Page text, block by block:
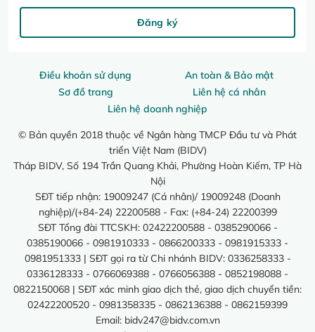
Điều khoản sử dụng
An toàn & Bảo mật
Sơ đồ trang
Liên hệ cá nhân
Liên hệ doanh nghiệp
© Bản quyền 2018 thuộc về Ngân hàng TMCP Đầu tư và Phát
triển Việt Nam (BIDV)
Tháp BIDV, Số 194 Trần Quang Khải, Phường Hoàn Kiếm, TP Hà
Nội
SĐT tiếp nhận: 19009247 (Cá nhân)/ 19009248 (Doanh
nghiệp)/(+84-24) 22200588 - Fax: (+84-24) 22200399
SĐT Tổng đài TTCSKH: 02422200588 - 0385290066 -
0385190066 - 0981910333 - 0866200333 - 0981915333 -
0981951333 | SĐT gọi ra từ Chi nhánh BIDV: 0336258333 -
0336128333 - 0766069388 - 0766056388 - 0852198088 -
0822150068 | SĐT xác minh giao dịch thẻ, giao dịch chuyển tiền:
02422200520 - 0981358335 - 0862136388 - 0862159399
Email: bidv247@bidv.com.vn
Đăng ký